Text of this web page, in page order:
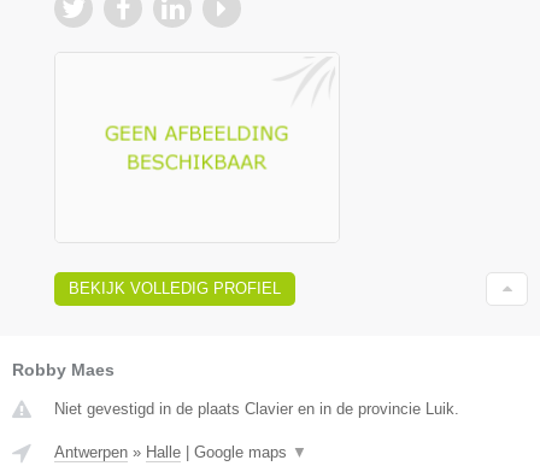
BEKIJK VOLLEDIG PROFIEL
Robby Maes
Niet gevestigd in de plaats Clavier en in de provincie Luik.
Antwerpen » Halle | Google maps ▼